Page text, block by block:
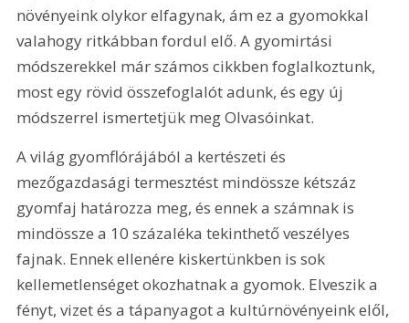
növényeink olykor elfagynak, ám ez a gyomokkal
valahogy ritkábban fordul elő. A gyomirtási
módszerekkel már számos cikkben foglalkoztunk,
most egy rövid összefoglalót adunk, és egy új
módszerrel ismertetjük meg Olvasóinkat.
A világ gyomflórájából a kertészeti és
mezőgazdasági termesztést mindössze kétszáz
gyomfaj határozza meg, és ennek a számnak is
mindössze a 10 százaléka tekinthető veszélyes
fajnak. Ennek ellenére kiskertünkben is sok
kellemetlenséget okozhatnak a gyomok. Elveszik a
fényt, vizet és a tápanyagot a kultúrnövényeink elől,